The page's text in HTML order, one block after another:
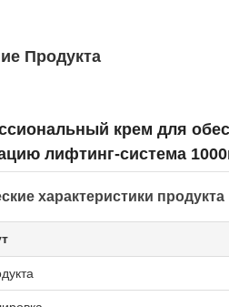
Продукта
крем для
лифтинг-система
характеристики продукта